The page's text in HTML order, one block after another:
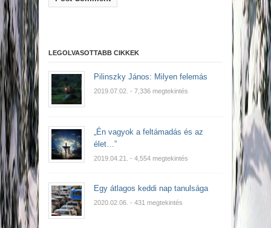
LEGOLVASOTTABB CIKKEK
Pilinszky János: Milyen felemás
2019.07.02. - 7,336 megtekintés
„Én vagyok a feltámadás és az
élet…”
2019.04.21. - 4,554 megtekintés
Egy átlagos keddi nap tanulsága
2020.02.06. - 431 megtekintés